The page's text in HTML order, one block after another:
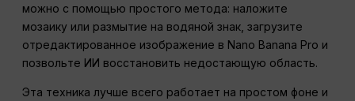
можно с помощью простого метода: наложите
мозаику или размытие на водяной знак, загрузите
отредактированное изображение в Nano Banana Pro и
позвольте ИИ восстановить недостающую область.
Эта техника лучше всего работает на простом фоне и